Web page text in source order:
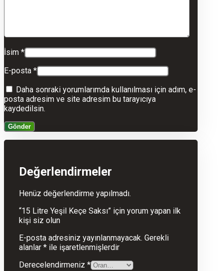
İsim *
E-posta *
Daha sonraki yorumlarımda kullanılması için adım, e-
posta adresim ve site adresim bu tarayıcıya
kaydedilsin.
Değerlendirmeler
Henüz değerlendirme yapılmadı.
“15 Litre Yeşil Keçe Saksı” için yorum yapan ilk
kişi siz olun
E-posta adresiniz yayınlanmayacak. Gerekli
alanlar * ile işaretlenmişlerdir
Derecelendirmeniz *